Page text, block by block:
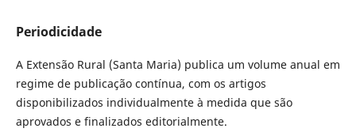
Periodicidade
A Extensão Rural (Santa Maria) publica um volume anual em
regime de publicação contínua, com os artigos
disponibilizados individualmente à medida que são
aprovados e finalizados editorialmente.